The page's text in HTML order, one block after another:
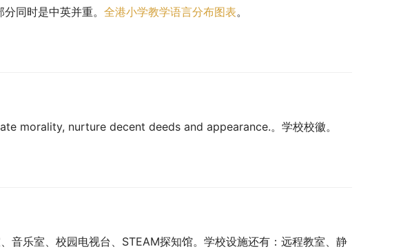
同时是中英并重。 全港小学教学语言分布图表。
morality, nurture decent deeds and appearance.。学校校徽。
音乐室、校园电视台、STEAM探知馆。学校设施还有：远程教室、静